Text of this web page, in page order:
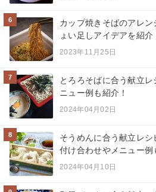
6
カップ焼きそばのアレ
ょい足しアイデアを紹介
2023年11月25日
7
とろろそばに合う献立
ニュー例も紹介！
2024年04月02日
8
そうめんに合う献立レシ
付け合わせやメニュー例
2024年04月10日